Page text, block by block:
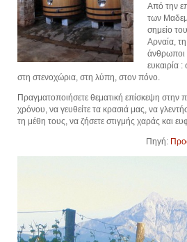
Από την
των
σημείο
Αρναία,
άνθρωποι
ευκαιρία :
στη στενοχώρια, στη λύπη, στον πόνο.
Πραγματοποιήσετε θεματική επίσκεψη στην
χρόνου, να γευθείτε τα κρασιά μας, να
τη μέθη τους, να ζήσετε στιγμής χαράς και
Πηγή: